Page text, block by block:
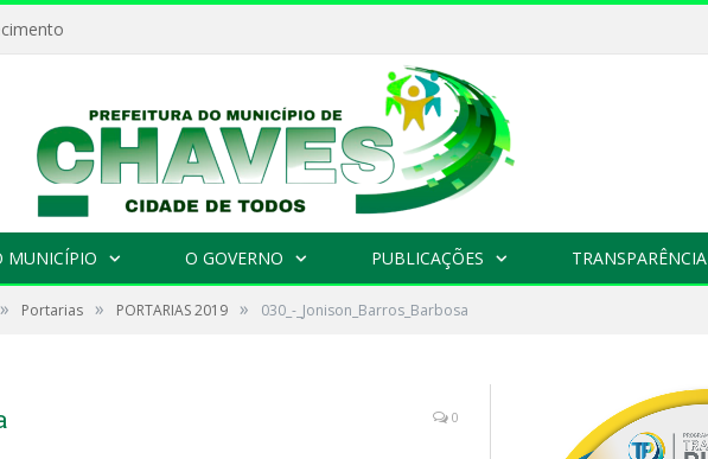
MUNICÍPIO O GOVERNO PUBLICAÇÕES TRANSPARÊNCIA
» Portarias » PORTARIAS 2019 » 030_-_Jonison_Barros_Barbosa
0